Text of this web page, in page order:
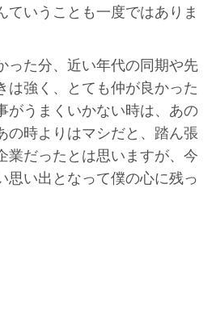
ていうことも一度ではありま
った分、近い年代の同期や先
は強く、とても仲が良かった
がうまくいかない時は、あの
の時よりはマシだと、踏ん張
業だったとは思いますが、今
思い出となって僕の心に残っ